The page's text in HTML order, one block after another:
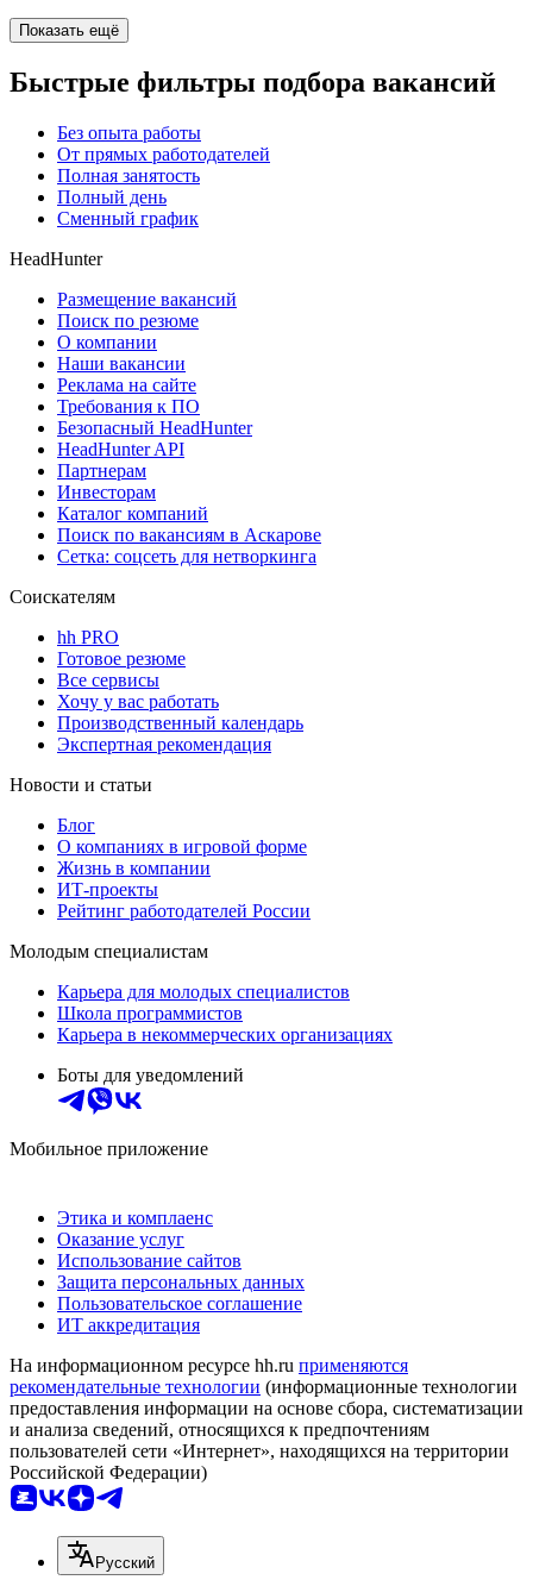
Показать ещё
Быстрые фильтры подбора вакансий
Без опыта работы
От прямых работодателей
Полная занятость
Полный день
Сменный график
HeadHunter
Размещение вакансий
Поиск по резюме
О компании
Наши вакансии
Реклама на сайте
Требования к ПО
Безопасный HeadHunter
HeadHunter API
Партнерам
Инвесторам
Каталог компаний
Поиск по вакансиям в Аскарове
Сетка: соцсеть для нетворкинга
Соискателям
hh PRO
Готовое резюме
Все сервисы
Хочу у вас работать
Производственный календарь
Экспертная рекомендация
Новости и статьи
Блог
О компаниях в игровой форме
Жизнь в компании
ИТ-проекты
Рейтинг работодателей России
Молодым специалистам
Карьера для молодых специалистов
Школа программистов
Карьера в некоммерческих организациях
Боты для уведомлений
Мобильное приложение
Этика и комплаенс
Оказание услуг
Использование сайтов
Защита персональных данных
Пользовательское соглашение
ИТ аккредитация
На информационном ресурсе hh.ru применяются
рекомендательные технологии (информационные технологии
предоставления информации на основе сбора, систематизации
и анализа сведений, относящихся к предпочтениям
пользователей сети «Интернет», находящихся на территории
Российской Федерации)
Русский